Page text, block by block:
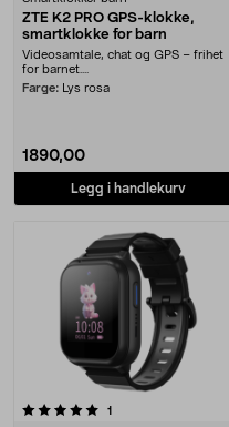
ZTE K2 PRO GPS-klokke,
smartklokke for barn
Videosamtale, chat og GPS – frihet
for barnet....
Farge:
Lys rosa
1890,00
Legg i handlekurv
1
4.0 av 5 stjerner